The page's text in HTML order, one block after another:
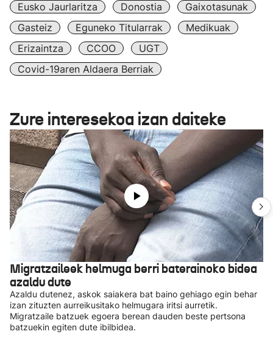
Eusko Jaurlaritza
Donostia
Gaixotasunak
Gasteiz
Eguneko Titularrak
Medikuak
Erizaintza
CCOO
UGT
Covid-19aren Aldaera Berriak
Zure interesekoa izan daiteke
Migratzaileek helmuga berri baterainoko bidea
azaldu dute
Azaldu dutenez, askok saiakera bat baino gehiago egin behar
izan zituzten aurreikusitako helmugara iritsi aurretik.
Migratzaile batzuek egoera berean dauden beste pertsona
batzuekin egiten dute ibilbidea.